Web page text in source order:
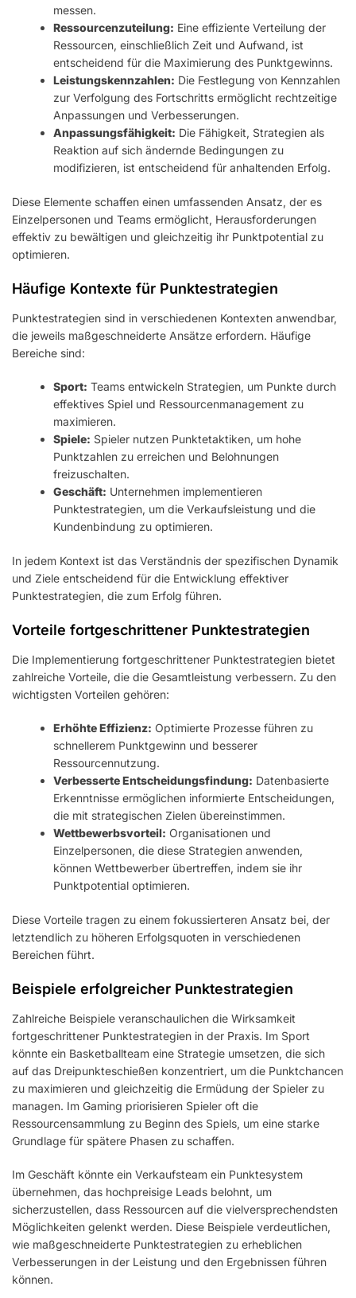
messen.
Ressourcenzuteilung: Eine effiziente Verteilung der
Ressourcen, einschließlich Zeit und Aufwand, ist
entscheidend für die Maximierung des Punktgewinns.
Leistungskennzahlen: Die Festlegung von Kennzahlen
zur Verfolgung des Fortschritts ermöglicht rechtzeitige
Anpassungen und Verbesserungen.
Anpassungsfähigkeit: Die Fähigkeit, Strategien als
Reaktion auf sich ändernde Bedingungen zu
modifizieren, ist entscheidend für anhaltenden Erfolg.
Diese Elemente schaffen einen umfassenden Ansatz, der es
Einzelpersonen und Teams ermöglicht, Herausforderungen
effektiv zu bewältigen und gleichzeitig ihr Punktpotential zu
optimieren.
Häufige Kontexte für Punktestrategien
Punktestrategien sind in verschiedenen Kontexten anwendbar,
die jeweils maßgeschneiderte Ansätze erfordern. Häufige
Bereiche sind:
Sport: Teams entwickeln Strategien, um Punkte durch
effektives Spiel und Ressourcenmanagement zu
maximieren.
Spiele: Spieler nutzen Punktetaktiken, um hohe
Punktzahlen zu erreichen und Belohnungen
freizuschalten.
Geschäft: Unternehmen implementieren
Punktestrategien, um die Verkaufsleistung und die
Kundenbindung zu optimieren.
In jedem Kontext ist das Verständnis der spezifischen Dynamik
und Ziele entscheidend für die Entwicklung effektiver
Punktestrategien, die zum Erfolg führen.
Vorteile fortgeschrittener Punktestrategien
Die Implementierung fortgeschrittener Punktestrategien bietet
zahlreiche Vorteile, die die Gesamtleistung verbessern. Zu den
wichtigsten Vorteilen gehören:
Erhöhte Effizienz: Optimierte Prozesse führen zu
schnellerem Punktgewinn und besserer
Ressourcennutzung.
Verbesserte Entscheidungsfindung: Datenbasierte
Erkenntnisse ermöglichen informierte Entscheidungen,
die mit strategischen Zielen übereinstimmen.
Wettbewerbsvorteil: Organisationen und
Einzelpersonen, die diese Strategien anwenden,
können Wettbewerber übertreffen, indem sie ihr
Punktpotential optimieren.
Diese Vorteile tragen zu einem fokussierteren Ansatz bei, der
letztendlich zu höheren Erfolgsquoten in verschiedenen
Bereichen führt.
Beispiele erfolgreicher Punktestrategien
Zahlreiche Beispiele veranschaulichen die Wirksamkeit
fortgeschrittener Punktestrategien in der Praxis. Im Sport
könnte ein Basketballteam eine Strategie umsetzen, die sich
auf das Dreipunkteschießen konzentriert, um die Punktchancen
zu maximieren und gleichzeitig die Ermüdung der Spieler zu
managen. Im Gaming priorisieren Spieler oft die
Ressourcensammlung zu Beginn des Spiels, um eine starke
Grundlage für spätere Phasen zu schaffen.
Im Geschäft könnte ein Verkaufsteam ein Punktesystem
übernehmen, das hochpreisige Leads belohnt, um
sicherzustellen, dass Ressourcen auf die vielversprechendsten
Möglichkeiten gelenkt werden. Diese Beispiele verdeutlichen,
wie maßgeschneiderte Punktestrategien zu erheblichen
Verbesserungen in der Leistung und den Ergebnissen führen
können.